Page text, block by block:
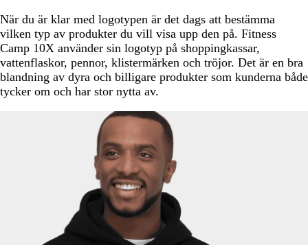
När du är klar med logotypen är det dags att bestämma
vilken typ av produkter du vill visa upp den på. Fitness
Camp 10X använder sin logotyp på shoppingkassar,
vattenflaskor, pennor, klistermärken och tröjor. Det är en bra
blandning av dyra och billigare produkter som kunderna både
tycker om och har stor nytta av.